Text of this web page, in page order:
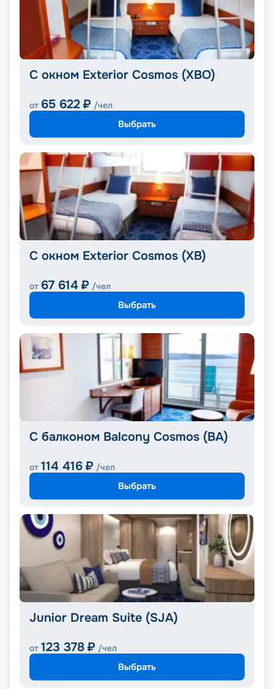
С окном Exterior Cosmos (XBO)
от 65 622 ₽ /чел
Выбрать
С окном Exterior Cosmos (XB)
от 67 614 ₽ /чел
Выбрать
С балконом Balcony Cosmos (BA)
от 114 416 ₽ /чел
Выбрать
Junior Dream Suite (SJA)
от 123 378 ₽ /чел
Выбрать